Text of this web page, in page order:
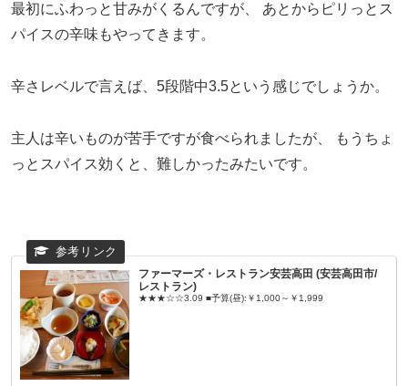
最初にふわっと甘みがくるんですが、
あとからピリっとス
パイスの辛味もやってきます。
辛さレベルで言えば、5段階中3.5という感じでしょうか。
主人は辛いものが苦手ですが食べられましたが、
もうちょ
っとスパイス効くと、難しかったみたいです。
ファーマーズ・レストラン安芸高田 (安芸高田市/
レストラン)
★★★☆☆3.09 ■予算(昼):￥1,000～￥1,999